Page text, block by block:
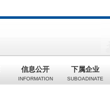
信息公开
INFORMATION
下属企业
SUBOADINATE